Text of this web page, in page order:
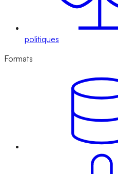
politiques
Formats